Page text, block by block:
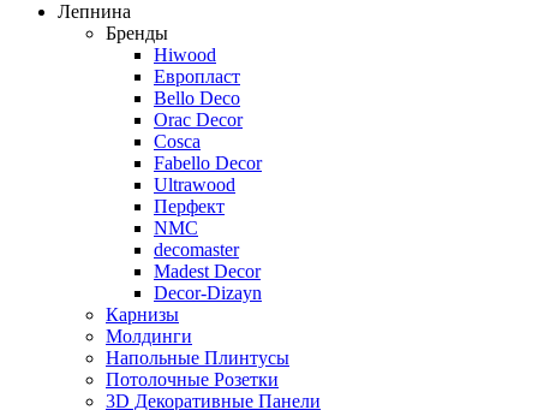
Лепнина
Бренды
Hiwood
Европласт
Bello Deco
Orac Decor
Cosca
Fabello Decor
Ultrawood
Перфект
NMC
decomaster
Madest Decor
Decor-Dizayn
Карнизы
Молдинги
Напольные Плинтусы
Потолочные Розетки
3D Декоративные Панели